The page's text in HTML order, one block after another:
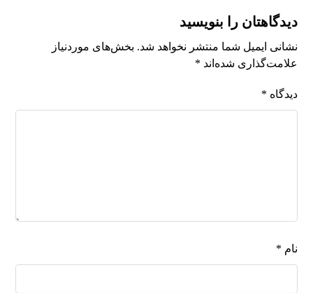
دیدگاهتان را بنویسید
نشانی ایمیل شما منتشر نخواهد شد. بخش‌های موردنیاز
علامت‌گذاری شده‌اند *
دیدگاه *
نام *